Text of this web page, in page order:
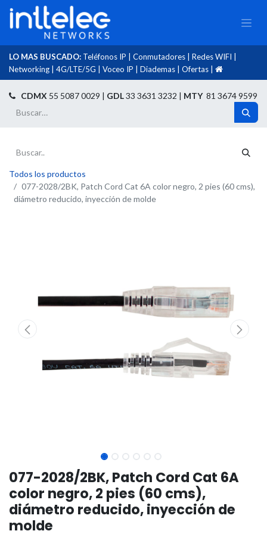
LO MAS BUSCADO: Teléfonos IP Conmutadores Redes WIFI
Networking
4G/LTE/5G Voceo IP Diademas Ofertas
CDMX 55 5087 0029 | GDL33 3631 3232 | MTY81 3674 9599
Todos los productos
077-2028/2BK, Patch Cord Cat 6A color negro, 2 pies (60 cms),
diámetro reducido, inyección de molde
077-2028/2BK, Patch Cord Cat 6A
color negro, 2 pies (60 cms),
diámetro reducido, inyección de
molde